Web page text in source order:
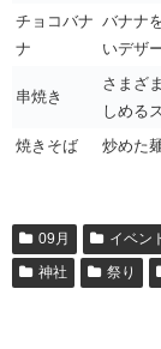
チョコバナ
ナ
バナナ
いデザ
串焼き
さまざ
しめる
焼きそば
炒めた
09月 イベン
神社
祭り